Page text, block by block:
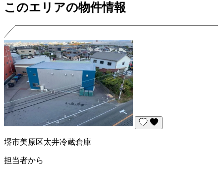
このエリアの物件情報
堺市美原区太井冷蔵倉庫
担当者から